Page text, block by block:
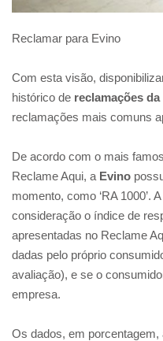
Reclamar para Evino
Com esta visão,
histórico de reclamações da
reclamações mais comuns
De acordo com o mais
Reclame Aqui, a Evino
momento, como ‘RA 1000’.
consideração o índice de
apresentadas no Reclame
dadas pelo próprio
avaliação), e se o
empresa.
Os dados, em